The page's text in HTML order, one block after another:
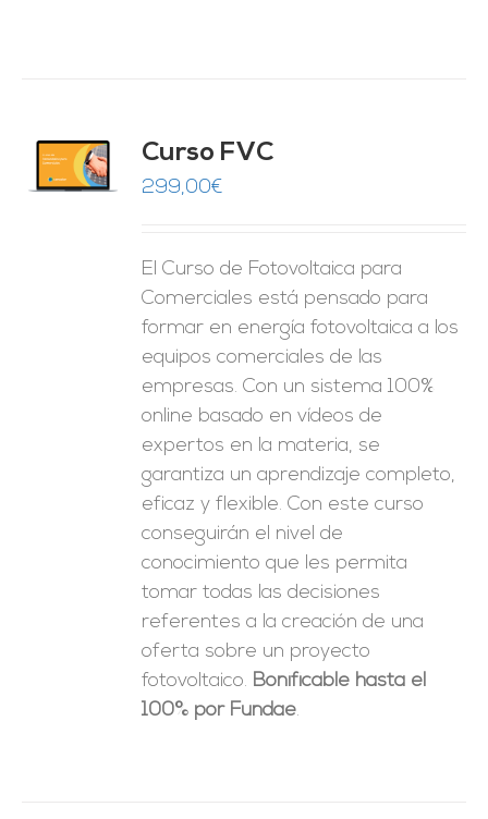
Curso FVC
299,00€
El Curso de Fotovoltaica para
Comerciales está pensado para
formar en energía fotovoltaica a los
equipos comerciales de las
empresas. Con un sistema 100%
online basado en vídeos de
expertos en la materia, se
garantiza un aprendizaje completo,
eficaz y flexible. Con este curso
conseguirán el nivel de
conocimiento que les permita
tomar todas las decisiones
referentes a la creación de una
oferta sobre un proyecto
fotovoltaico. Bonificable hasta el
100% por Fundae.